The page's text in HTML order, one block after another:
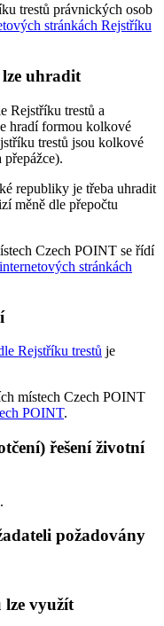
trestů právnických osob
stránkách Rejstříku
uhradit
Rejstříku trestů a
hradí formou kolkové
trestů jsou kolkové
republiky je třeba uhradit
měně dle přepočtu
Czech POINT se řídí
internetových stránkách
Rejstříku trestů je
místech Czech POINT
POINT.
řešení životní
požadovány
lze využít